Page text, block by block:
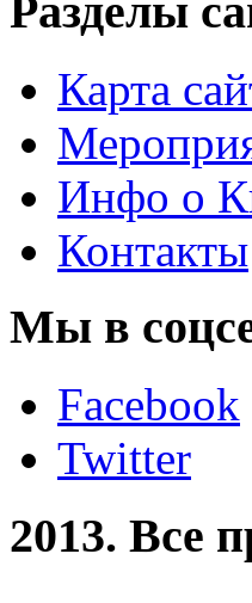
Разделы
Карта
Инфо о
Контакты
Мы в
Facebook
Twitter
2013. Все